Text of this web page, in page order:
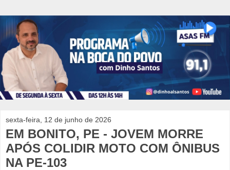
sexta-feira, 12 de junho de 2026
EM BONITO, PE - JOVEM MORRE
APÓS COLIDIR MOTO COM ÔNIBUS
NA PE-103